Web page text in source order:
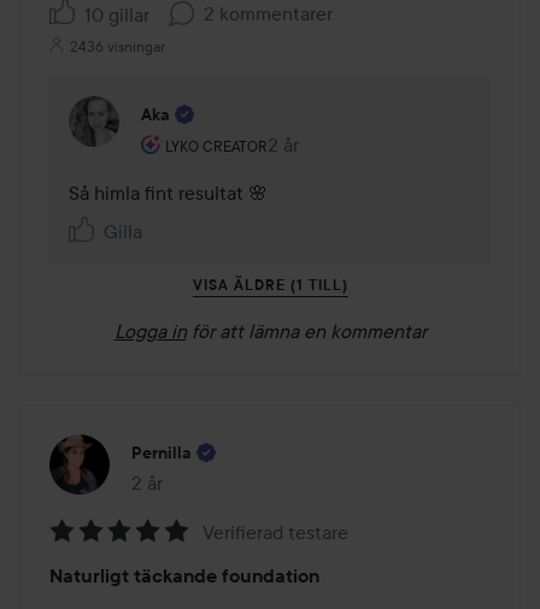
10 gillar 2 kommentarer
2436 visningar
Aka
LYKO CREATOR
Användarens roll: Lyko Creator.
2 år
Kommentaren lades 2 år
Så himla fint resultat 🌸
Gilla
VISA ÄLDRE (1 TILL)
Logga in för att lämna en kommentar
Pernilla
2 år
Inlägget skapades 2 år
5
Verifierad testare
Naturligt täckande foundation